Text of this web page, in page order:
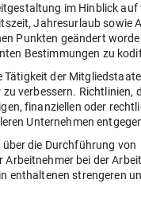
im Hinblick auf
Jahresurlaub sowie
Punkten geändert
Bestimmungen zu
der
verbessern. Richtlinien,
finanziellen oder
Unternehmen
die Durchführung von
bei der
enthaltenen strengeren